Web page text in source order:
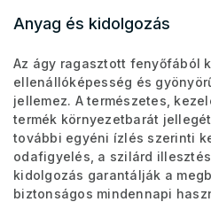
Anyag és kidolgozás
Az ágy ragasztott fenyőfából
ellenállóképesség és
jellemez. A természetes,
termék környezetbarát
további egyéni ízlés szerinti
odafigyelés, a szilárd
kidolgozás garantálják a
biztonságos mindennapi